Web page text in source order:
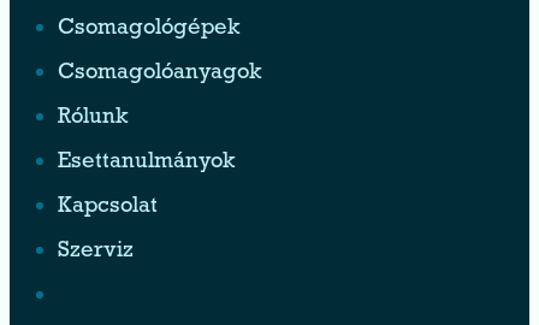
Csomagológépek
Csomagolóanyagok
Rólunk
Esettanulmányok
Kapcsolat
Szerviz